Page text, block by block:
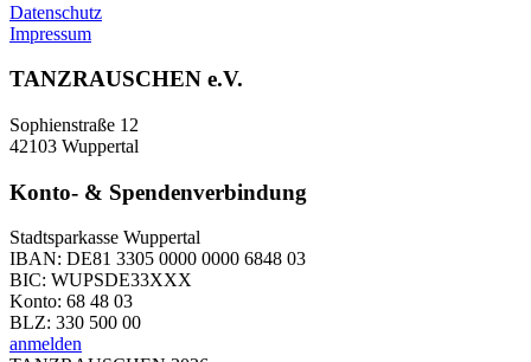
Datenschutz
Impressum
TANZRAUSCHEN e.V.
Sophienstraße 12
42103 Wuppertal
Konto- & Spendenverbindung
Stadtsparkasse Wuppertal
IBAN: DE81 3305 0000 0000 6848 03
BIC: WUPSDE33XXX
Konto: 68 48 03
BLZ: 330 500 00
anmelden